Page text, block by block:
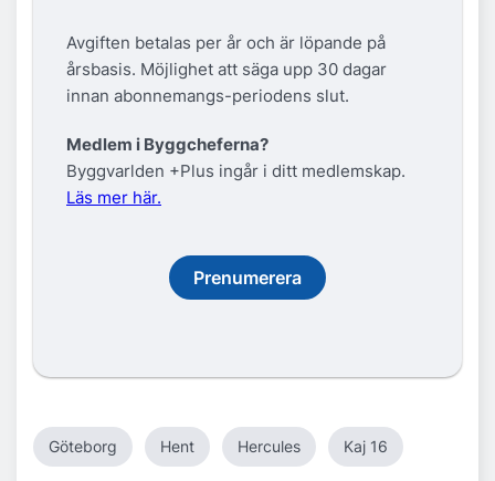
Avgiften betalas per år och är löpande på
årsbasis. Möjlighet att säga upp 30 dagar
innan abonnemangs-periodens slut.
Medlem i Byggcheferna?
Byggvarlden +Plus ingår i ditt medlemskap.
Läs mer här.
Prenumerera
Göteborg Hent Hercules Kaj 16